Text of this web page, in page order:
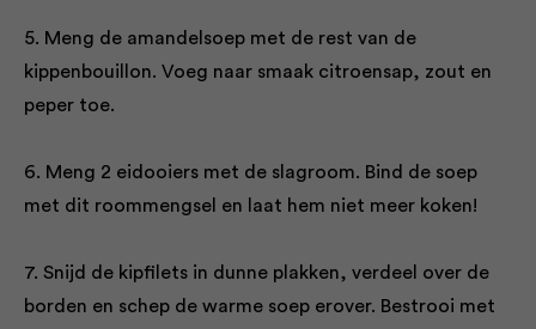
5. Meng de amandelsoep met de rest van de
kippenbouillon. Voeg naar smaak citroensap, zout en
peper toe.
6. Meng 2 eidooiers met de slagroom. Bind de soep
met dit roommengsel en laat hem niet meer koken!
7. Snijd de kipfilets in dunne plakken, verdeel over de
borden en schep de warme soep erover. Bestrooi met